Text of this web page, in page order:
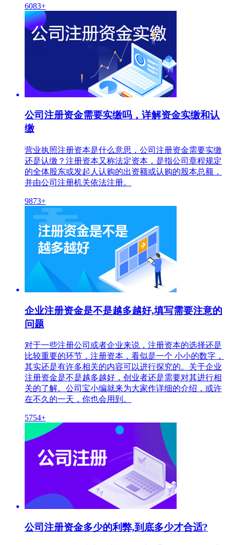
6083+
公司注册资金需要实缴吗，详解资金实缴和认
缴
营业执照注册资本是什么意思，公司注册资金需要实缴
还是认缴？注册资本又称法定资本，是指公司章程规定
的全体股东或发起人认购的出资额或认购的股本总额，
并由公司注册机关依法注册。
9873+
企业注册资金是不是越多越好,填写需要注意的
问题
对于一些注册公司或者企业来说，注册资本的选择还是
比较重要的环节，注册资本，看似是一个 小小的数字，
其实还是有许多相关的内容可以进行探究的。关于企业
注册资金是不是越多越好，创业者还是需要对其进行相
关的了解。公司宝小编就来为大家作详细的介绍，或许
在不久的一天，你也会用到。
5754+
公司注册资金多少的利弊,到底多少才合适?